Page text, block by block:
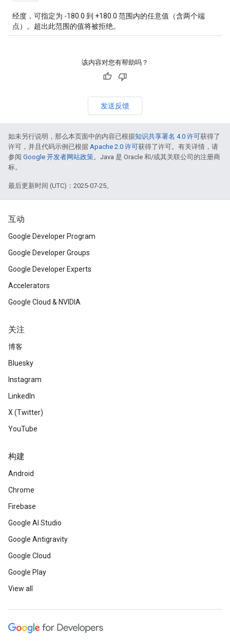
经度，可指定为 -180.0 到 +180.0 范围内的任意值（含两个端
点）。超出此范围的值将被拒绝。
该内容对您有帮助吗？
发送反馈
如未另行说明，那么本页面中的内容已根据知识共享署名 4.0 许可获得了
许可，并且代码示例已根据 Apache 2.0 许可获得了许可。有关详情，请
参阅 Google 开发者网站政策。Java 是 Oracle 和/或其关联公司的注册商
标。
最后更新时间 (UTC)：2025-07-25。
互动
Google Developer Program
Google Developer Groups
Google Developer Experts
Accelerators
Google Cloud & NVIDIA
关注
博客
Bluesky
Instagram
LinkedIn
X (Twitter)
YouTube
构建
Android
Chrome
Firebase
Google AI Studio
Google Antigravity
Google Cloud
Google Play
View all